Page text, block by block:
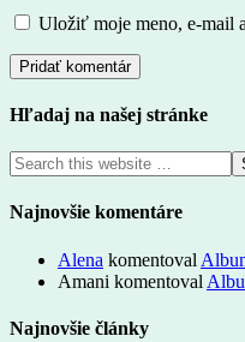
Uložiť moje meno, e-mail
Hľadaj na našej stránke
Najnovšie komentáre
Alena komentoval
Amani komentoval
Najnovšie články